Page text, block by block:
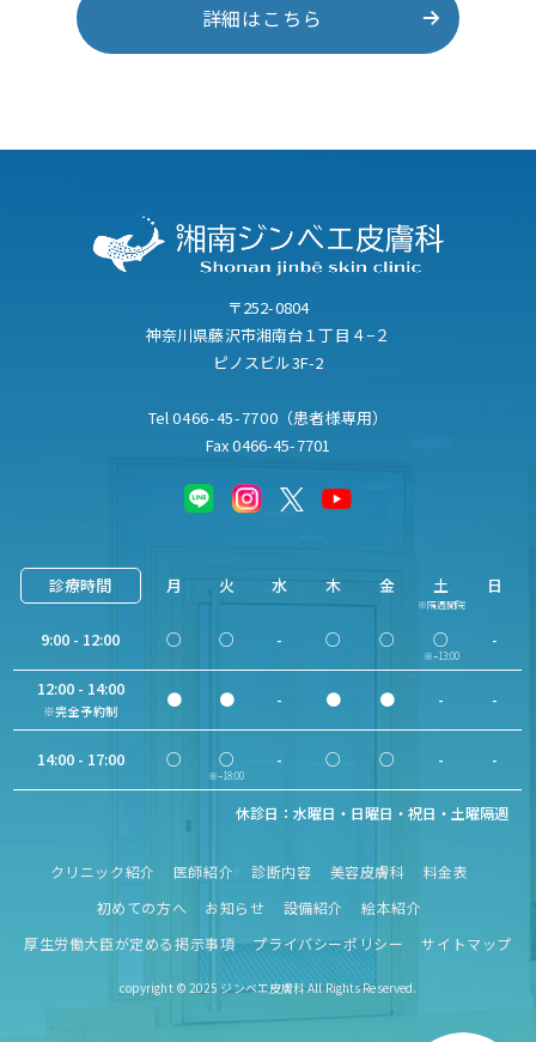
詳細はこちら
〒252-0804
神奈川県藤沢市湘南台１丁目４−２
ピノスビル3F-2
Tel0466-45-7700 （患者様専用）
Fax 0466-45-7701
診療時間 月 火 水 木 金 土
※隔週開院
日
9:00 - 12:00 ○ ○ - ○ ○ ○
※−13:00
-
12:00 - 14:00
※完全予約制
● ● - ● ● - -
14:00 - 17:00 ○ ○
※−18:00
- ○ ○ - -
休診日：水曜日・日曜日・祝日・土曜隔週
クリニック紹介 医師紹介 診断内容 美容皮膚科
料金表
初めての方へ
お知らせ 設備紹介
絵本紹介
厚生労働大臣が定める掲示事項
プライバシーポリシー サイトマップ
copyright © 2025 ジンベエ皮膚科 All Rights Reserved.